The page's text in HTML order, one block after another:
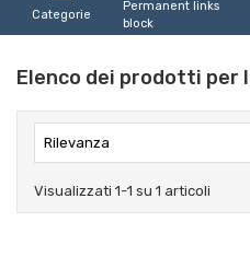
Categorie
Permanent links
block
Elenco dei prodotti per
Rilevanza
Visualizzati 1-1 su 1 articoli